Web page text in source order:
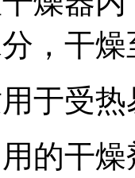
，干
于受
的干